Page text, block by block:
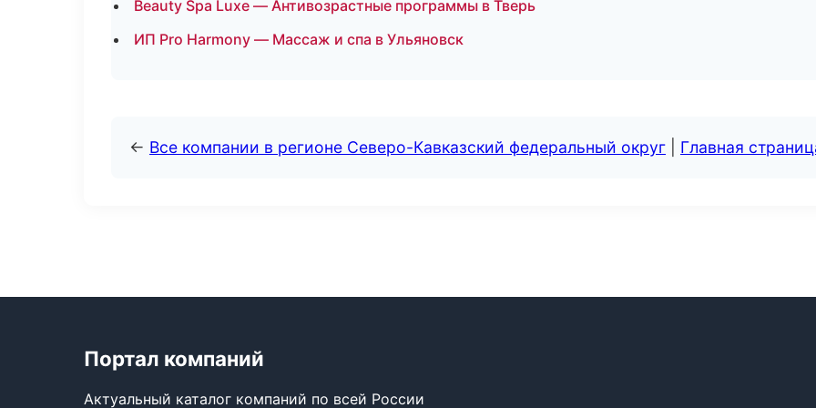
Beauty Spa Luxe — Антивозрастные программы в Тверь
ИП Pro Harmony — Массаж и спа в Ульяновск
← Все компании в регионе Северо-Кавказский федеральный округ Главная
Портал компаний
Актуальный каталог компаний по всей России